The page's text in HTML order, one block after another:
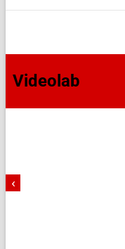
Videolab
‹